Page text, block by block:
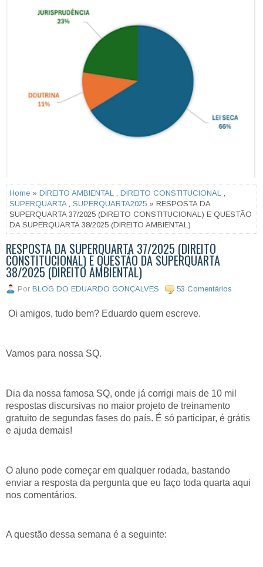
Home » DIREITO AMBIENTAL DIREITO CONSTITUCIONAL
SUPERQUARTA
SUPERQUARTA2025 » RESPOSTA DA
SUPERQUARTA 37/2025 (DIREITO CONSTITUCIONAL) E QUESTÃO
DA SUPERQUARTA 38/2025 (DIREITO AMBIENTAL)
RESPOSTA DA SUPERQUARTA 37/2025 (DIREITO
CONSTITUCIONAL) E QUESTÃO DA SUPERQUARTA
38/2025 (DIREITO AMBIENTAL)
Por BLOG DO EDUARDO GONÇALVES 53 Comentários
Oi amigos, tudo bem? Eduardo quem escreve.
Vamos para nossa SQ.
Dia da nossa famosa SQ, onde já corrigi mais de 10 mil
respostas discursivas no maior projeto de treinamento
gratuito de segundas fases do país. É só participar, é grátis
e ajuda demais!
O aluno pode começar em qualquer rodada, bastando
enviar a resposta da pergunta que eu faço toda quarta aqui
nos comentários.
A questão dessa semana é a seguinte: